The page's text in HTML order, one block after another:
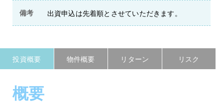
備考 出資申込は先着順とさせていただきます。
投資概要 物件概要 リターン リスク
概要